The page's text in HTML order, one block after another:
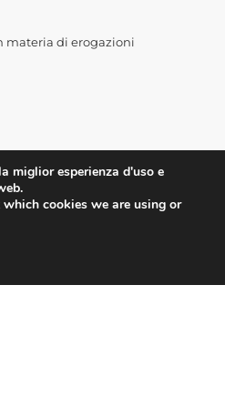
di erogazioni
miglior esperienza d'uso e
cookies we are using or